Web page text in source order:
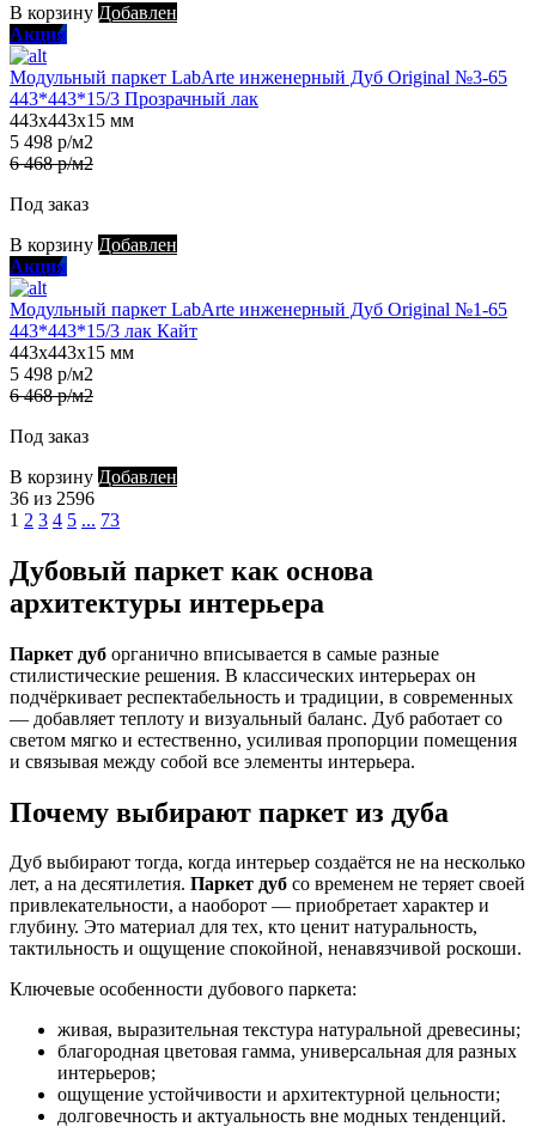
В корзину Добавлен
Акция
Модульный паркет LabArte инженерный Дуб Original №3-65
443*443*15/3 Прозрачный лак
443х443х15 мм
5 498 р/м2
6 468 р/м2
Под заказ
В корзину Добавлен
Акция
Модульный паркет LabArte инженерный Дуб Original №1-65
443*443*15/3 лак Кайт
443х443х15 мм
5 498 р/м2
6 468 р/м2
Под заказ
В корзину Добавлен
36 из 2596
1 2 3 4 5 ... 73
Дубовый паркет как основа
архитектуры интерьера
Паркет дуб органично вписывается в самые разные
стилистические решения. В классических интерьерах он
подчёркивает респектабельность и традиции, в современных
— добавляет теплоту и визуальный баланс. Дуб работает со
светом мягко и естественно, усиливая пропорции помещения
и связывая между собой все элементы интерьера.
Почему выбирают паркет из дуба
Дуб выбирают тогда, когда интерьер создаётся не на несколько
лет, а на десятилетия. Паркет дуб со временем не теряет своей
привлекательности, а наоборот — приобретает характер и
глубину. Это материал для тех, кто ценит натуральность,
тактильность и ощущение спокойной, ненавязчивой роскоши.
Ключевые особенности дубового паркета:
живая, выразительная текстура натуральной древесины;
благородная цветовая гамма, универсальная для разных
интерьеров;
ощущение устойчивости и архитектурной цельности;
долговечность и актуальность вне модных тенденций.